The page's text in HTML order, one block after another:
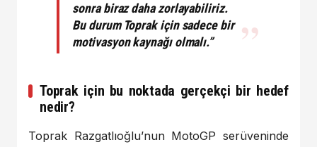
sonra biraz daha zorlayabiliriz.
Bu durum Toprak için sadece bir
motivasyon kaynağı olmalı.”
Toprak için bu noktada gerçekçi bir hedef
nedir?
Toprak Razgatlıoğlu’nun MotoGP serüveninde